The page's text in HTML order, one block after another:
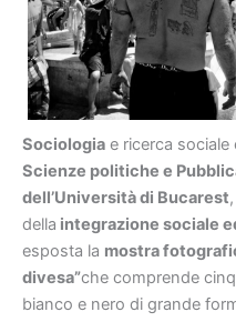
Sociologia e ricerca sociale
Scienze politiche e
dell’Università di Bucarest
della integrazione sociale
esposta la mostra
divesa”che comprende
bianco e nero di grande